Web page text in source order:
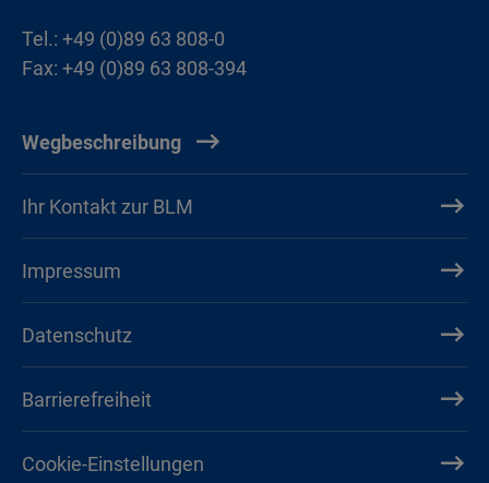
Tel.: +49 (0)89 63 808-0
Fax: +49 (0)89 63 808-394
Wegbeschreibung
Ihr Kontakt zur BLM
Impressum
Datenschutz
Barrierefreiheit
Cookie-Einstellungen